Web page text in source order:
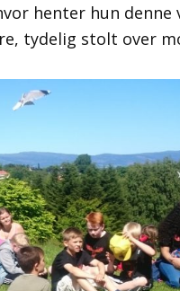
henter hun denne
tydelig stolt over